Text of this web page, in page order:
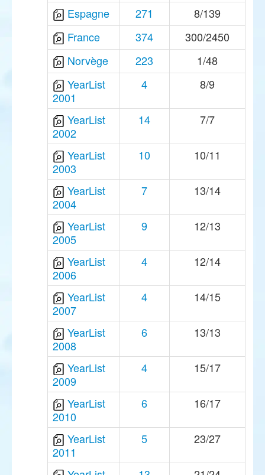
Espagne 271
8/139
France
374
300/2450
Norvège
223
1/48
YearList
2001
4 8/9
YearList
2002
14 7/7
YearList
2003
10 10/11
YearList
2004
7 13/14
YearList
2005
9 12/13
YearList
2006
4 12/14
YearList
2007
4 14/15
YearList
2008
6 13/13
YearList
2009
4 15/17
YearList
2010
6 16/17
YearList
2011
5 23/27